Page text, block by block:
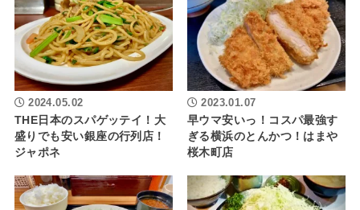
2024.05.02
THE日本のスパゲッテイ！大
盛りでも安い銀座の行列店！
ジャポネ
2023.01.07
早ウマ安いっ！コスパ最強す
ぎる横浜のとんかつ！はまや
桜木町店